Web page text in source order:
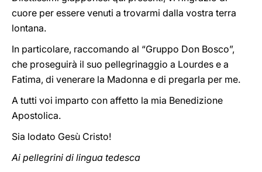
cuore per essere venuti a trovarmi dalla vostra terra
lontana.
In particolare, raccomando al “Gruppo Don Bosco”,
che proseguirà il suo pellegrinaggio a Lourdes e a
Fatima, di venerare la Madonna e di pregarla per me.
A tutti voi imparto con affetto la mia Benedizione
Apostolica.
Sia lodato Gesù Cristo!
Ai pellegrini di lingua tedesca